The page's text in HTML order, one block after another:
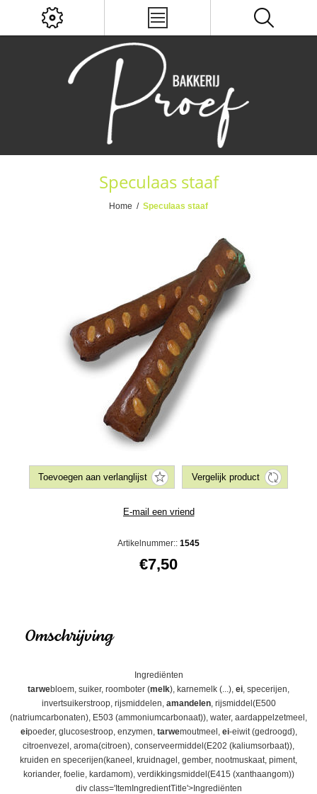
Speculaas staaf
Home / Speculaas staaf
Artikelnummer:: 1545
€7,50
Omschrijving
Ingrediënten
tarwebloem, suiker, roomboter (melk), karnemelk (...), ei , specerijen,
invertsuikerstroop, rijsmiddelen, amandelen, rijsmiddel(E500
(natriumcarbonaten), E503 (ammoniumcarbonaat)), water, aardappelzetmeel,
eipoeder, glucosestroop, enzymen, tarwemoutmeel, ei-eiwit (gedroogd),
citroenvezel, aroma(citroen), conserveermiddel(E202 (kaliumsorbaat)),
kruiden en specerijen(kaneel, kruidnagel, gember, nootmuskaat, piment,
koriander, foelie, kardamom), verdikkingsmiddel(E415 (xanthaangom))
div class='ItemIngredientTitle'>Ingrediënten